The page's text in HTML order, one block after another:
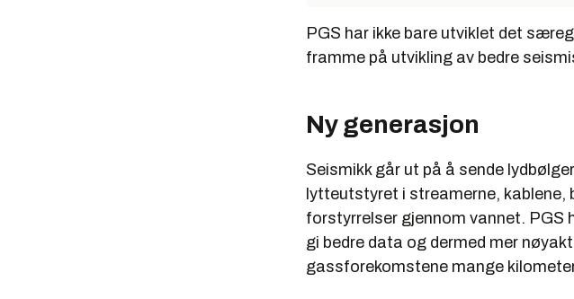
PGS har ikke bare utviklet det
framme på utvikling av bedre
Ny generasjon
Seismikk går ut på å sende
lytteutstyret i streamerne, kablene,
forstyrrelser gjennom vannet. PGS
gi bedre data og dermed mer
gassforekomstene mange